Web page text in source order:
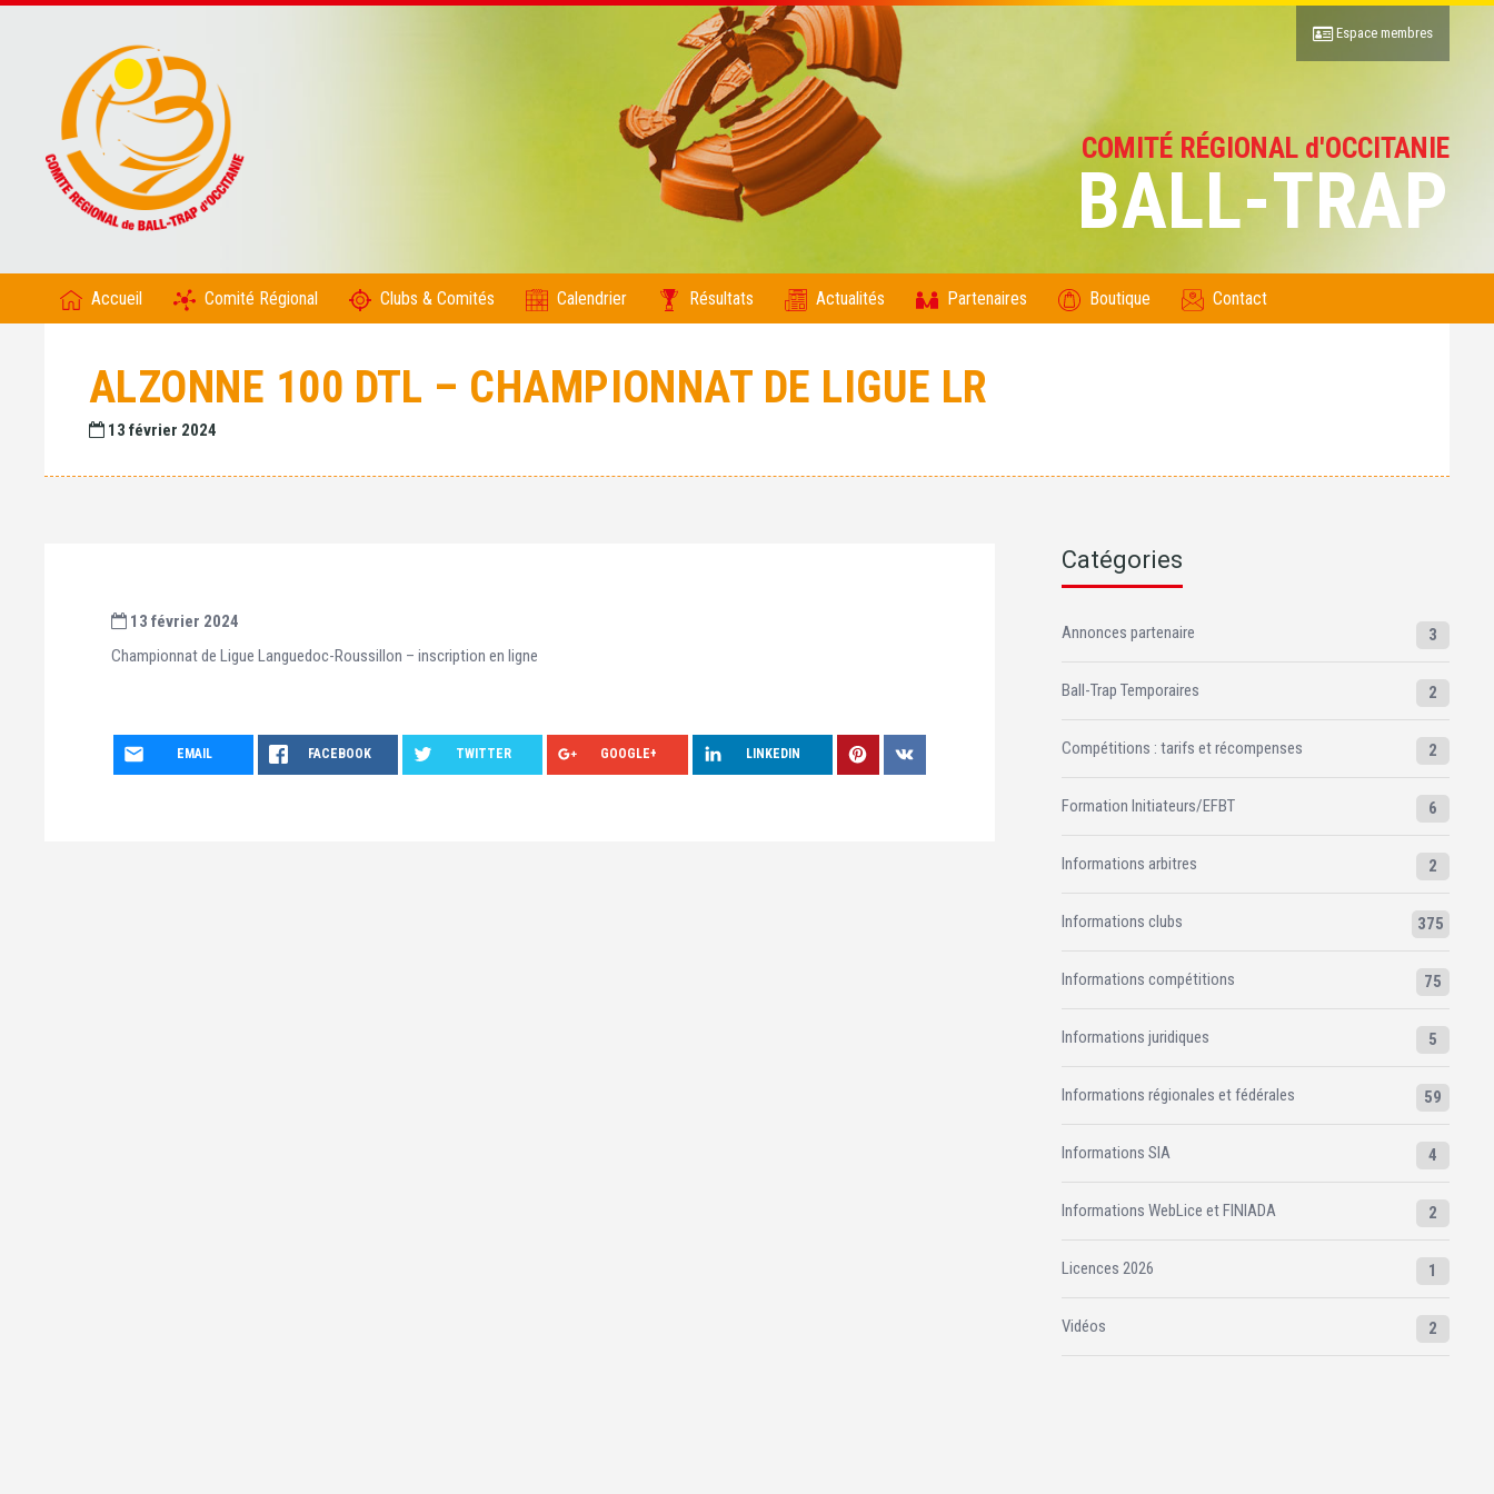
COMITÉ RÉGIONAL d'OCCITANIE
BALL-TRAP
Espace membres
Accueil Comité Régional Clubs & Comités Calendrier Résultats Actualités Partenaires Boutique Contact
ALZONNE 100 DTL – CHAMPIONNAT DE LIGUE LR
13 février 2024
13 février 2024
Championnat de Ligue Languedoc-Roussillon – inscription en ligne
EMAIL FACEBOOK TWITTER GOOGLE+ LINKEDIN
Catégories
Annonces partenaire 3
Ball-Trap Temporaires 2
Compétitions : tarifs et récompenses 2
Formation Initiateurs/EFBT 6
Informations arbitres 2
Informations clubs 375
Informations compétitions 75
Informations juridiques 5
Informations régionales et fédérales 59
Informations SIA 4
Informations WebLice et FINIADA 2
Licences 2026 1
Vidéos 2